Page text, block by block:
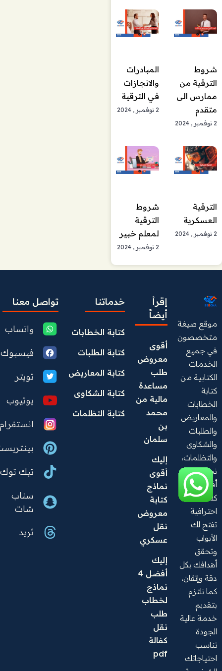
شروط
الترقية من
ممارس الى
متقدم
2 نوفمبر , 2024
المبادرات
والانجازات
في الترقية
2 نوفمبر , 2024
الترقية
العسكرية
2 نوفمبر , 2024
شروط
الترقية
لمعلم خبير
2 نوفمبر , 2024
موقع صيغة
متخصصون
في جميع
الخدمات
الكتابية من
كتابة
الخطابات
والمعاريض
والطلبات
والشكاوى
والتظلمات،
نحول
أفكارك إلى
كلمات
احترافية
تفتح لك
الأبواب
وتحقق
أهدافك بكل
دقة وإتقان،
كما نلتزم
بتقديم
خدمة عالية
الجودة
تناسب
احتياجاتك
إقرأ
أيضاً
سلمان
عسكري
pdf
خدماتنا
كتابة الخطابات
كتابة الطلبات
كتابة المعاريض
كتابة الشكاوى
كتابة التظلمات
تواصل معنا
واتساب
فيسبوك
تويتر
يوتيوب
انستقرام
تيك توك
سناب
شات
ثريد